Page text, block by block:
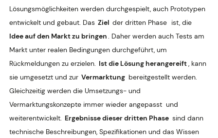
Lösungsmöglichkeiten werden durchgespielt, auch Prototypen
entwickelt und gebaut. Das Ziel der dritten Phase ist, die
Idee auf den Markt zu bringen. Daher werden auch Tests am
Markt unter realen Bedingungen durchgeführt, um
Rückmeldungen zu erzielen. Ist die Lösung herangereift, kann
sie umgesetzt und zur Vermarktung bereitgestellt werden.
Gleichzeitig werden die Umsetzungs- und
Vermarktungskonzepte immer wieder angepasst und
weiterentwickelt. Ergebnisse dieser dritten Phase sind dann
technische Beschreibungen, Spezifikationen und das Wissen